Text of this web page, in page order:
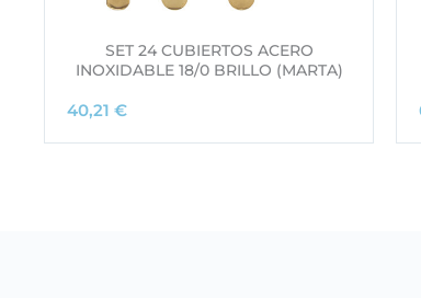
SET 24 CUBIERTOS ACERO
INOXIDABLE 18/0 BRILLO (MARTA)
40,21 €